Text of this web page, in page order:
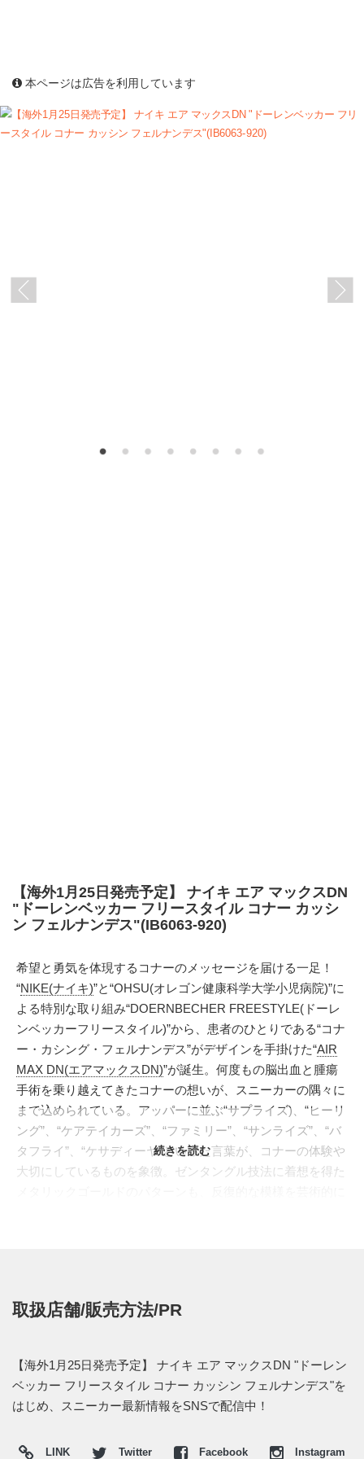
本ページは広告を利用しています
【海外1月25日発売予定】 ナイキ エア マックスDN
"ドーレンベッカー フリースタイル コナー カッシ
ン フェルナンデス"(IB6063-920)
希望と勇気を体現するコナーのメッセージを届ける一足！
“NIKE(ナイキ)”と“OHSU(オレゴン健康科学大学小児病院)”に
よる特別な取り組み“DOERNBECHER FREESTYLE(ドーレ
ンベッカーフリースタイル)”から、患者のひとりである“コナ
ー・カシング・フェルナンデス”がデザインを手掛けた“AIR
MAX DN(エアマックスDN)”が誕生。何度もの脳出血と腫瘍
手術を乗り越えてきたコナーの想いが、スニーカーの隅々に
まで込められている。アッパーに並ぶ“サプライズ)、“ヒーリ
ング”、“ケアテイカーズ”、“ファミリー”、“サンライズ”、“バ
タフライ”、“ケサディーヤ”といった言葉が、コナーの体験や
大切にしているものを象徴。ゼンタングル技法に着想を得た
われた音符は、コナーが姉テスと一緒に作曲した“無名のピ
び心が感じられる。販売による収益はすべてオレゴン健康科
学大学基金に寄付され、コナーの手術やリハビリを支えた医
療チームをはじめ、小児病院で治療を受ける子どもたちをサ
ンを通して希望と勇気を届けようとするコナーの物語が鮮明
続きを読む
取扱店舗/販売方法/PR
【海外1月25日発売予定】 ナイキ エア マックスDN "ドーレン
ベッカー フリースタイル コナー カッシン フェルナンデス"を
はじめ、スニーカー最新情報をSNSで配信中！
LINK Twitter Facebook Instagram